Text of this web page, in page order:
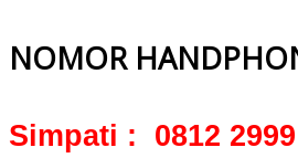
NOMOR
Simpati : 0812